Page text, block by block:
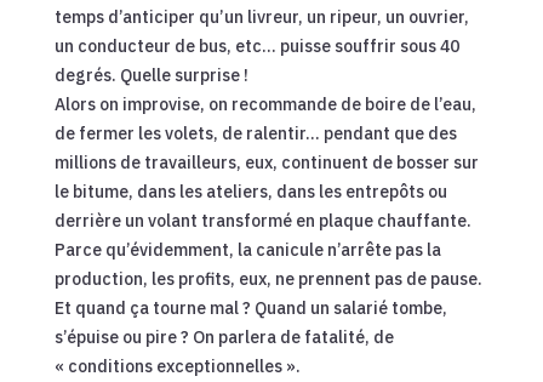
temps d’anticiper qu’un livreur, un ripeur, un ouvrier,
un conducteur de bus, etc… puisse souffrir sous 40
degrés. Quelle surprise !
Alors on improvise, on recommande de boire de l’eau,
de fermer les volets, de ralentir… pendant que des
millions de travailleurs, eux, continuent de bosser sur
le bitume, dans les ateliers, dans les entrepôts ou
derrière un volant transformé en plaque chauffante.
Parce qu’évidemment, la canicule n’arrête pas la
production, les profits, eux, ne prennent pas de pause.
Et quand ça tourne mal ? Quand un salarié tombe,
s’épuise ou pire ? On parlera de fatalité, de
« conditions exceptionnelles ».